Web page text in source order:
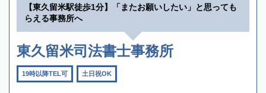
【東久留米駅徒歩1分】「またお願いしたい」と思っても
らえる事務所へ
東久留米司法書士事務所
19時以降TEL可 土日祝OK